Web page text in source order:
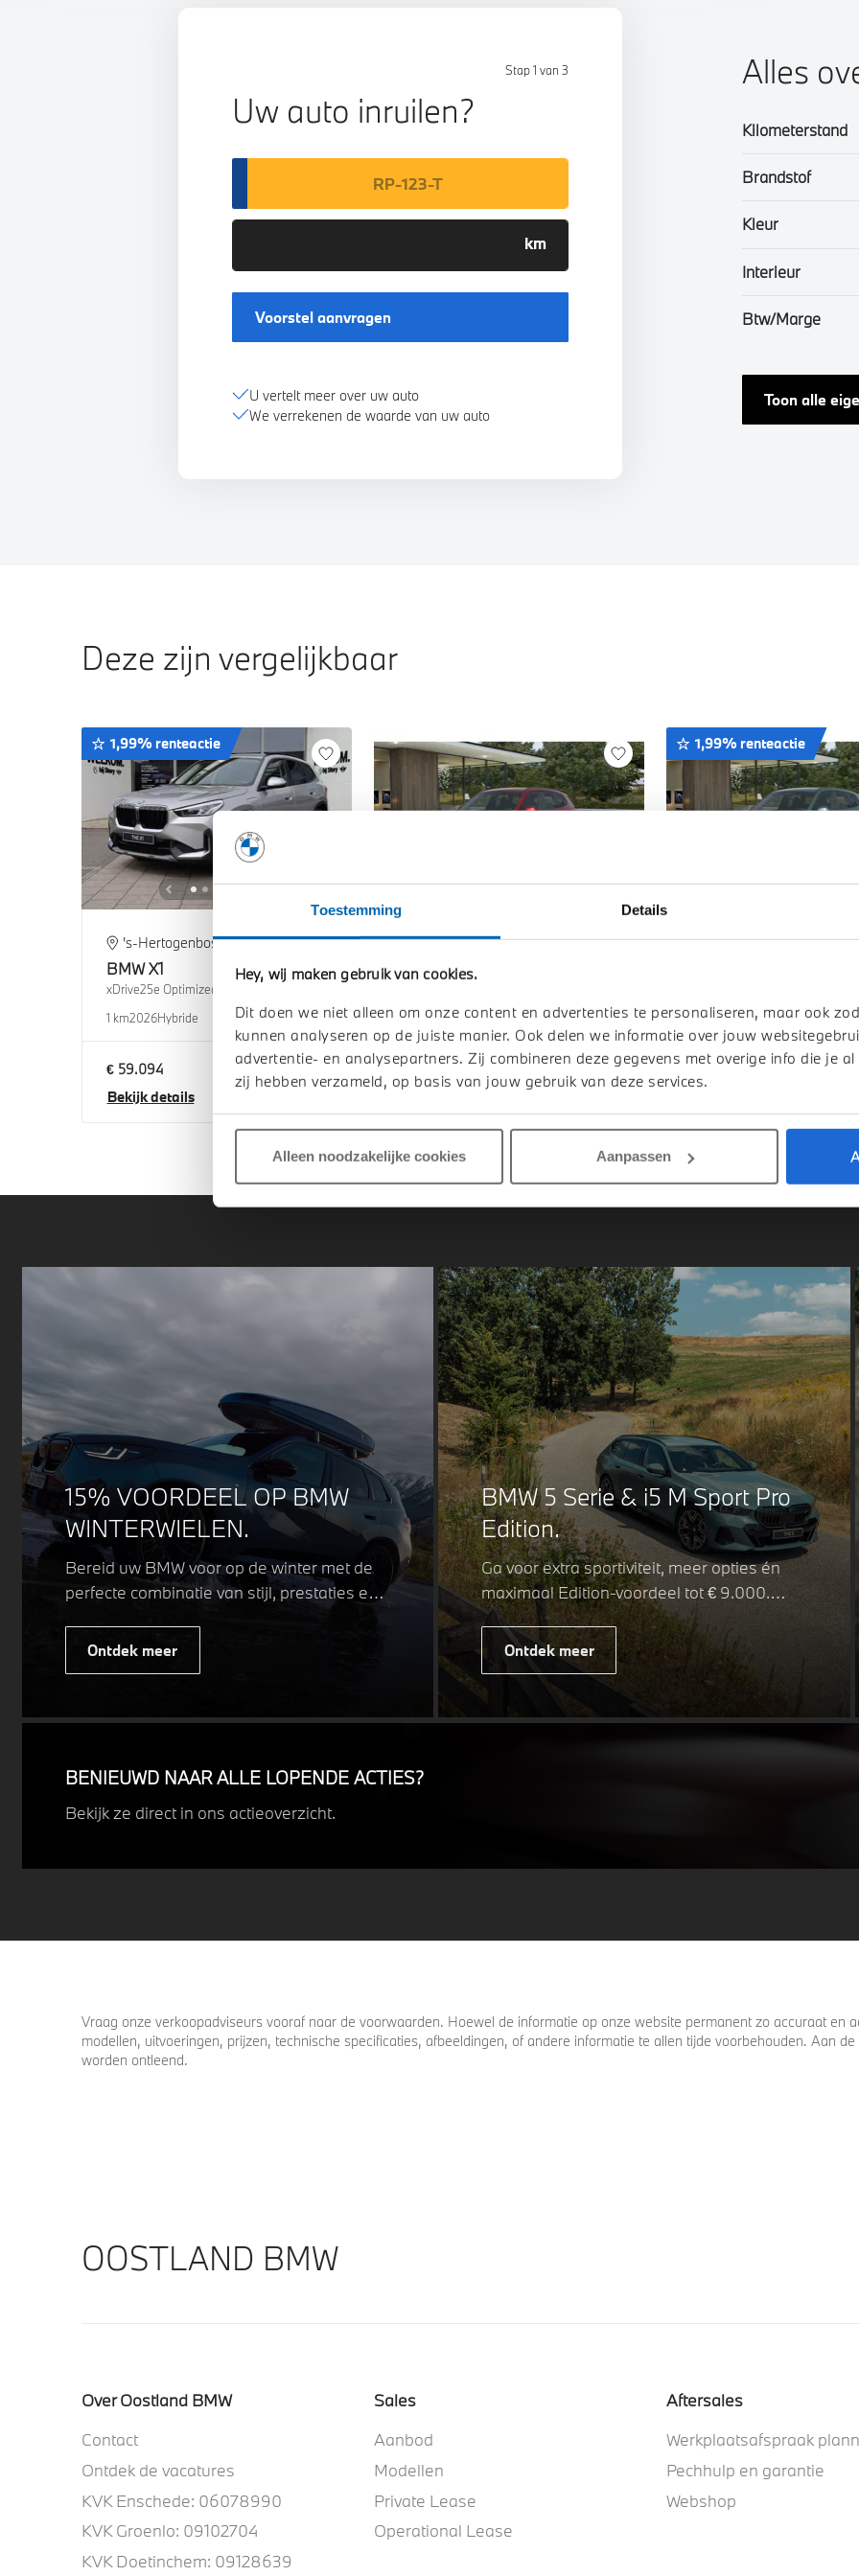
Toestemming Details
Hey, wij maken gebruik van cookies.
Dit doen we niet alleen om onze content en advertenties te personaliseren, maar ook
kunnen analyseren op de juiste manier. Ook delen we informatie over jouw
advertentie- en analysepartners. Zij combineren deze gegevens met overige info die je
zij hebben verzameld, op basis van jouw gebruik van deze services.
Alleen noodzakelijke cookies Aanpassen
Stap 1 van 3
Uw auto inruilen?
Voorstel aanvragen
U vertelt meer over uw auto
We verrekenen de waarde van uw auto
Alles
Kilometerstand
Brandstof
Kleur
Interieur
Btw/Marge
Toon alle
Deze zijn vergelijkbaar
1,99% renteactie
's-Hertogenbosch
BMW X1
xDrive25e Optimized Edition Automaat
1 km2026Hybride
€ 59.094
Bekijk details
Veldhoven
BMWX1
1 km 2026Hybride
€ 59.790
1,99% renteactie
Eindhoven
1 km2026Hybride
€ 63.503
15% VOORDEEL OP BMW
WINTERWIELEN.
Bereid uw BMW voor op de winter met de
perfecte combinatie van stijl, prestaties en
of elegante look, onze winterwielen zijn
uitdagende weersomstandigheden.
Ontdek meer
BMW 5 Serie & i5 M Sport Pro
Edition.
Ga voor extra sportiviteit, meer opties én
maximaal Edition-voordeel tot € 9.000.
Fiscaal leverbaar vanaf € 75.347. Met de
BMW 5 Serie & i5 M Sport Pro Edition kiest
u voor een rijk uitgeruste uitvoering waarin
juist de details het verschil maken. De
details die ervoor zorgen dat u nog één
keer omkijkt voordat u verder loopt.
Ontdek meer
BENIEUWD NAAR ALLE LOPENDE ACTIES?
Bekijk ze direct in ons actieoverzicht.
Vraag onze verkoopadviseurs vooraf naar de voorwaarden. Hoewel de informatie op onze website permanent zo accuraat en
modellen, uitvoeringen, prijzen, technische specificaties, afbeeldingen, of andere informatie te allen tijde voorbehouden. Aan
worden ontleend.
OOSTLAND BMW
Over Oostland BMW
Contact
Ontdek de vacatures
KVK Enschede: 06078990
KVK Groenlo: 09102704
KVK Doetinchem: 09128639
Sales
Aanbod
Modellen
Private Lease
Operational Lease
Aftersales
Werkplaatsafspraak
Pechhulp en garantie
Webshop